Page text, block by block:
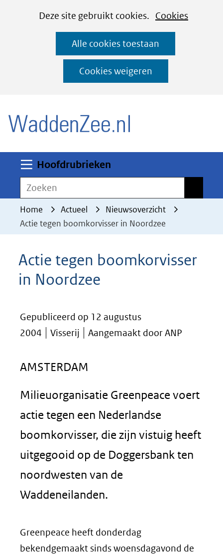
CookiesDeze site gebruikt cookies. Cookies
deze
worden
toegestaan
geweigerd.
Alle cookies toestaan
Cookies weigeren
Ga
naar
de
inhoud
Hoofdrubrieken
Zoeken
Home Actueel
Nieuwsoverzicht
Actie tegen boomkorvisser in Noordzee
Actie tegen boomkorvisser
in Noordzee
Gepubliceerd op 12 augustus
2004
Visserij Aangemaakt door ANP
AMSTERDAM
Milieuorganisatie Greenpeace voert
actie tegen een Nederlandse
boomkorvisser, die zijn vistuig heeft
uitgegooid op de Doggersbank ten
noordwesten van de
Waddeneilanden.
Greenpeace heeft donderdag
bekendgemaakt sinds woensdagavond de